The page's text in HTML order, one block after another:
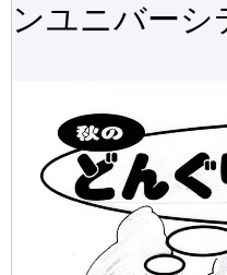
ンユニバー